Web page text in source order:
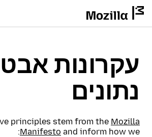
עקרונות
נתונים
principles stem from the Mozilla
Manifesto and inform how we: